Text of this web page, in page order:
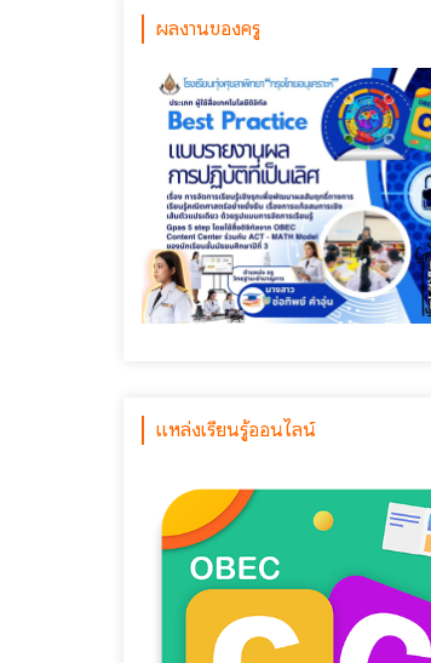
ผลงานของครู
แหล่งเรียนรู้ออนไลน์